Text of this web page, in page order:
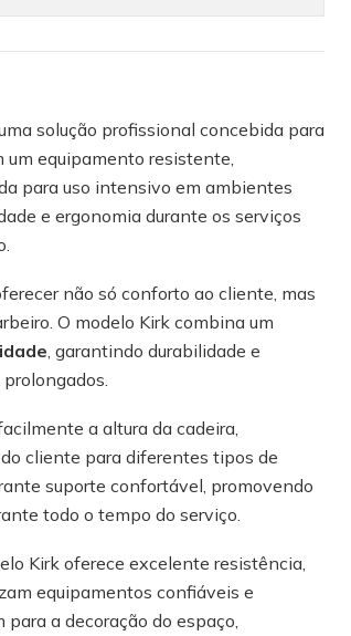
solução profissional concebida para
um equipamento resistente,
para uso intensivo em ambientes
e ergonomia durante os serviços
não só conforto ao cliente, mas
O modelo Kirk combina um
, garantindo durabilidade e
a altura da cadeira,
cliente para diferentes tipos de
suporte confortável, promovendo
todo o tempo do serviço.
Kirk oferece excelente resistência,
equipamentos confiáveis e
a decoração do espaço,